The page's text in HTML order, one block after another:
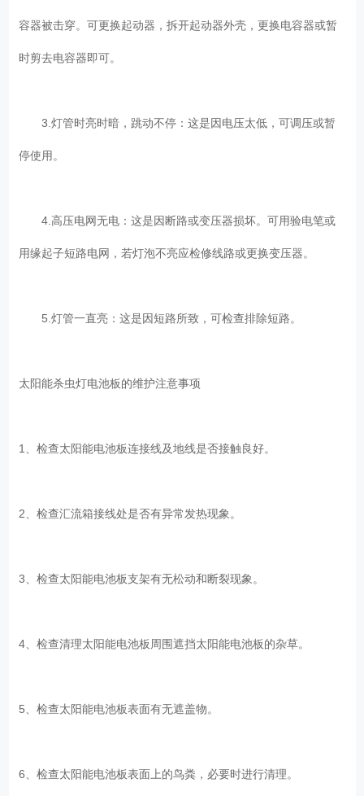
容器被击穿。可更换起动器，拆开起动器外壳，更换电容器或暂
时剪去电容器即可。
3.灯管时亮时暗，跳动不停：这是因电压太低，可调压或暂
停使用。
4.高压电网无电：这是因断路或变压器损坏。可用验电笔或
用缘起子短路电网，若灯泡不亮应检修线路或更换变压器。
5.灯管一直亮：这是因短路所致，可检查排除短路。
太阳能杀虫灯电池板的维护注意事项
1、检查太阳能电池板连接线及地线是否接触良好。
2、检查汇流箱接线处是否有异常发热现象。
3、检查太阳能电池板支架有无松动和断裂现象。
4、检查清理太阳能电池板周围遮挡太阳能电池板的杂草。
5、检查太阳能电池板表面有无遮盖物。
6、检查太阳能电池板表面上的鸟粪，必要时进行清理。